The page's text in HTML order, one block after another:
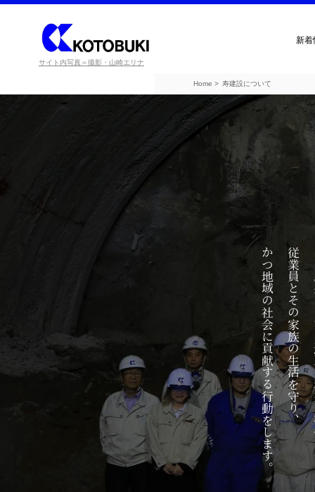
サイト内写真＝撮影・山崎エリナ
新着
Home 寿建設について
その
従業員とその家族の生活を守り、
かつ地域の社会に貢献する行動をします。